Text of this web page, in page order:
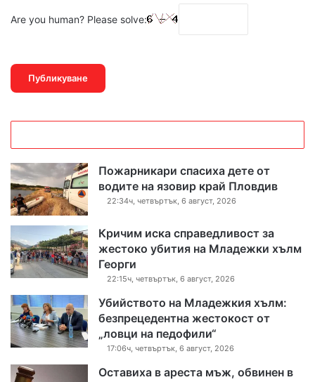
Are you human? Please solve:
Пожарникари спасиха дете от
водите на язовир край Пловдив
22:34ч, четвъртък, 6 август, 2026
Кричим иска справедливост за
жестоко убития на Младежки хълм
Георги
22:15ч, четвъртък, 6 август, 2026
Убийството на Младежкия хълм:
безпрецедентна жестокост от
„ловци на педофили“
17:06ч, четвъртък, 6 август, 2026
Оставиха в ареста мъж, обвинен в